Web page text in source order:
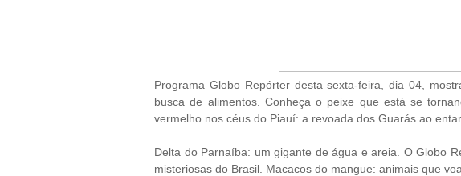
Programa Globo Repórter desta sexta-feira, dia 04,
busca de alimentos. Conheça o peixe que está se
vermelho nos céus do Piauí: a revoada dos Guarás ao
Delta do Parnaíba: um gigante de água e areia. O Globo
misteriosas do Brasil. Macacos do mangue: animais que